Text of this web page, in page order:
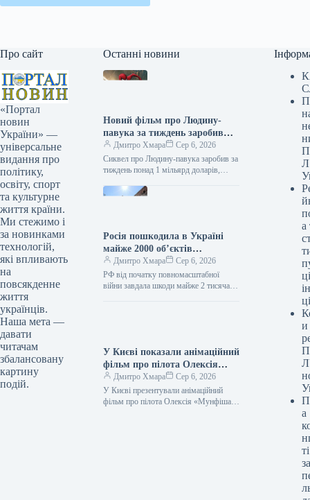
Про сайт
«Портал
новин
України» —
універсальне
видання про
політику,
освіту, спорт
та культурне
життя країни.
Ми стежимо і
за новинками
технологій,
які впливають
на
повсякденне
життя
українців.
Наша мета —
давати
читачам
збалансовану
картину
подій.
Останні новини
Новий фільм про Людину-
павука за тиждень заробив
понад мільярд доларів і посів
перше місце серед
найприбутковіших стрічок
Дмитро Хмара
Сер 6, 2026
Сиквел про Людину-павука заробив за
тиждень понад 1 мільярд доларів,
06.08.2026 10:28 Укрінформ
Росія пошкодила в Україні
майже 2000 об’єктів
культурної спадщини від
початку повномасштабного
вторгнення.
Дмитро Хмара
Сер 6, 2026
РФ від початку повномасштабної
війни завдала шкоди майже 2 тисячам
У Києві показали анімаційний
фільм про пілота Олексія
«Мунфіша» Меся
Дмитро Хмара
Сер 6, 2026
У Києві презентували анімаційний
фільм про пілота Олексія «Мунфіша»
Л
а
ці
и
а